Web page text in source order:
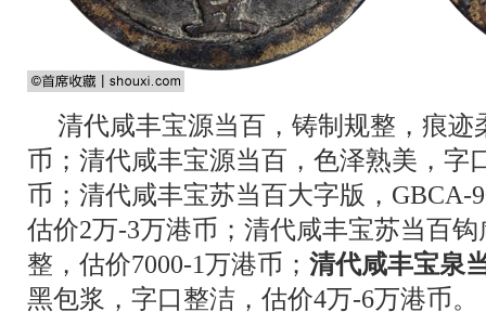
清代咸丰宝源当百，铸制规整，痕迹
币；清代咸丰宝源当百，色泽熟美，字
币；清代咸丰宝苏当百大字版，GBCA-
估价2万-3万港币；清代咸丰宝苏当百
整，估价7000-1万港币； 清代咸丰宝泉
黑包浆，字口整洁，估价4万-6万港币。